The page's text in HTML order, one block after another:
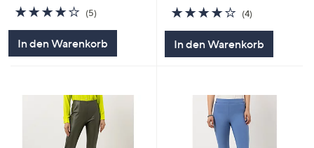
4.2
von
5
(5)
In den Warenkorb
4.0
von
5
(4)
In den Warenkorb